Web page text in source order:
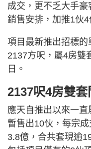
成交，更不乏大手
銷售安排，加推1伙
項目最新推出招標
2137方呎，屬4房雙
日。
2137呎4房雙套
應天自推出以來一
暫售出10伙，每宗
3.8億，合共套現逾